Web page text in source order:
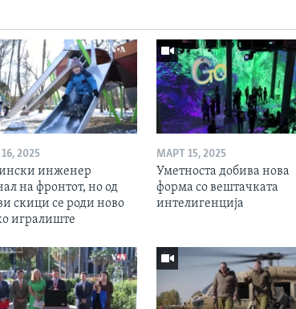
2025
инженер
на фронтот, но од
скици се роди ново
игралиште
МАРТ 15, 2025
Уметноста добива нова
форма со вештачката
интелигенција